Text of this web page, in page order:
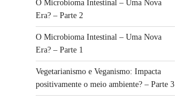
O Microbioma Intestinal – Uma Nova
Era? – Parte 2
O Microbioma Intestinal – Uma Nova
Era? – Parte 1
Vegetarianismo e Veganismo: Impacta
positivamente o meio ambiente? – Parte 3